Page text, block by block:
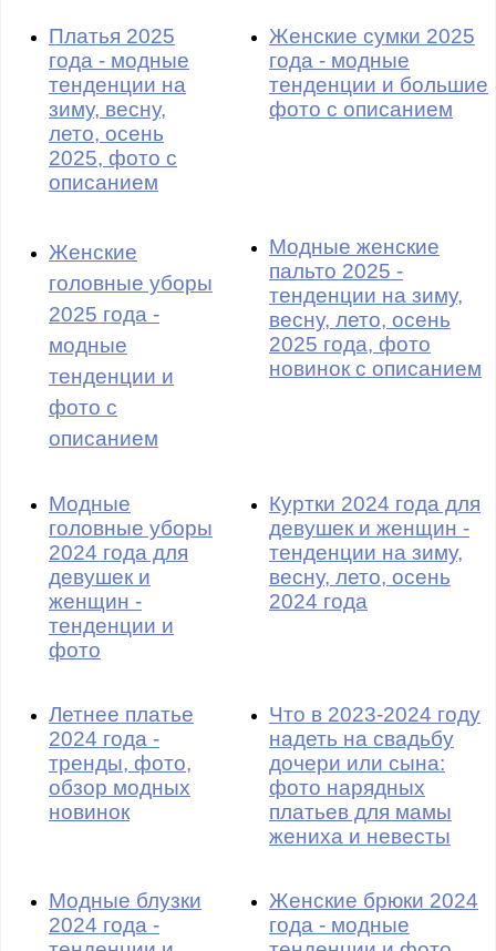
Платья 2025
года - модные
тенденции на
зиму, весну,
лето, осень
2025, фото с
описанием
Женские сумки 2025
года - модные
тенденции и большие
фото с описанием
Женские
головные уборы
2025 года -
модные
тенденции и
фото с
описанием
Модные женские
пальто 2025 -
тенденции на зиму,
весну, лето, осень
2025 года, фото
новинок с описанием
Модные
головные уборы
2024 года для
девушек и
женщин -
тенденции и
фото
Куртки 2024 года для
девушек и женщин -
тенденции на зиму,
весну, лето, осень
2024 года
Летнее платье
2024 года -
тренды, фото,
обзор модных
новинок
Что в 2023-2024 году
надеть на свадьбу
дочери или сына:
фото нарядных
платьев для мамы
жениха и невесты
Модные блузки
2024 года -
Женские брюки 2024
года - модные